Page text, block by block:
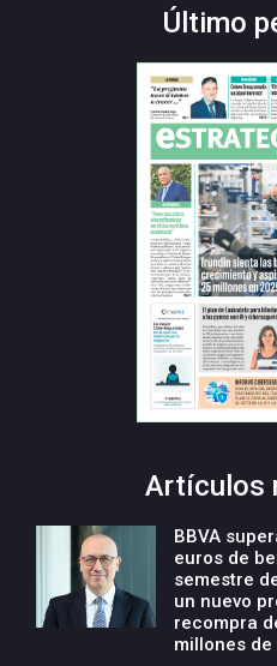
Último
Artículos
BBVA
euros de
semestre
un nuevo
recompra
millones